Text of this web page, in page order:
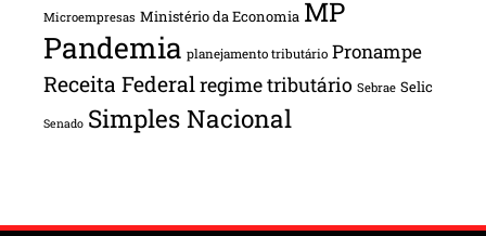
Microempresas Ministério da Economia MP
Pandemia planejamento tributário Pronampe
Receita Federalregime tributário Sebrae Selic
Senado Simples Nacional